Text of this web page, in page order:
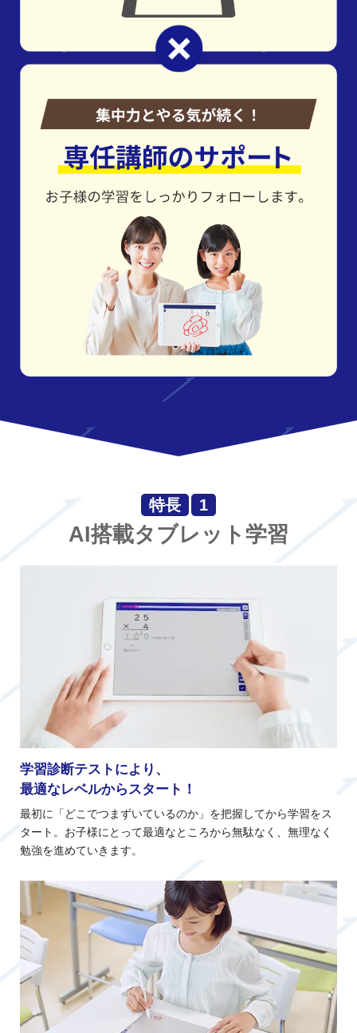
特長 1
AI搭載タブレット学習
学習診断テストにより、
最適なレベルからスタート！
最初に「どこでつまずいているのか」を把握してから学習をス
タート。お子様にとって最適なところから無駄なく、無理なく
勉強を進めていきます。